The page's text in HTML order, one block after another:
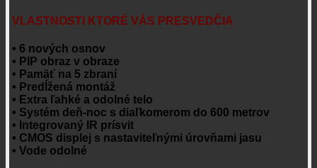
VLASTNOSTI KTORÉ VÁS PRESVEDČIA
• 6 nových osnov
• PIP obraz v obraze
• Pamäť na 5 zbraní
• Predĺžená montáž
• Extra ľahké a odolné telo
• Systém deň-noc s diaľkomerom do 600 metrov
• Integrovaný IR prísvit
• CMOS displej s nastaviteľnými úrovňami jasu
• Vode odolné